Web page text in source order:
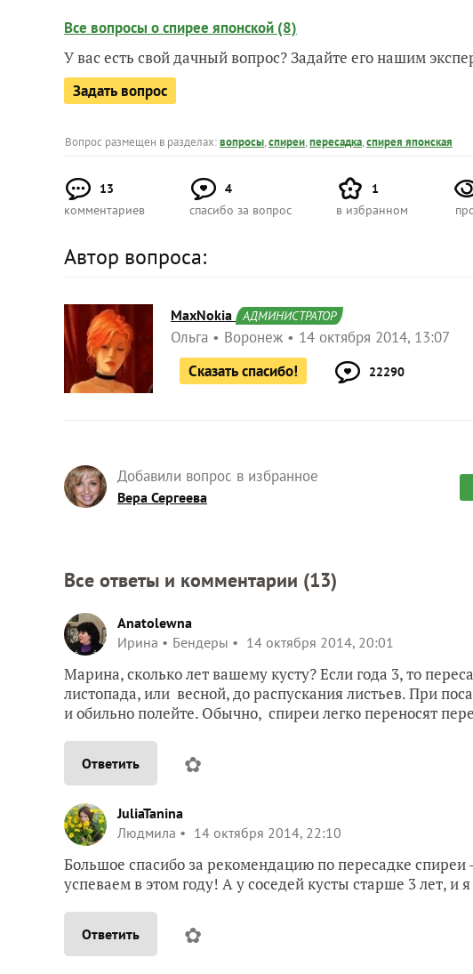
Все вопросы о спирее японской (8)
У вас есть свой дачный вопрос? Задайте его нашим
Задать вопрос
Вопрос размещен в разделах:вопросы,спиреи,пересадка,спирея японская
13
комментариев
4
спасибо за вопрос
1
в избранном
Автор вопроса:
MaxNokia АДМИНИСТРАТОР
Ольга Воронеж
14 октября 2014, 13:07
Сказать спасибо!
22290
Добавили вопрос в избранное
Вера Сергеева
Все ответы и комментарии (13)
Anatolewna
Ирина
Бендеры 14 октября 2014, 20:01
Марина, сколько лет вашему кусту? Если года 3, то
листопада, или весной, до распускания листьев. При
и обильно полейте. Обычно, спиреи легко переносят
Ответить ✿
JuliaTanina
Людмила
14 октября 2014, 22:10
Большое спасибо за рекомендацию по пересадке
успеваем в этом году! А у соседей кусты старше 3 лет, и
Ответить ✿